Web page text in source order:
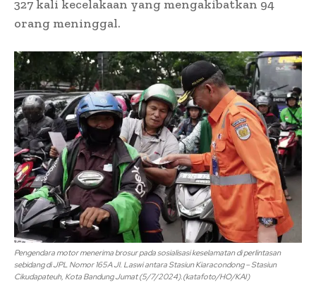
327 kali kecelakaan yang mengakibatkan 94
orang meninggal.
Pengendara motor menerima brosur pada sosialisasi keselamatan di perlintasan
sebidang di JPL Nomor 165A Jl. Laswi antara Stasiun Kiaracondong – Stasiun
Cikudapateuh, Kota Bandung Jumat (5/7/2024).(katafoto/HO/KAI)